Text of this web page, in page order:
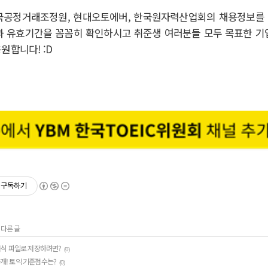
정거래조정원, 현대오토에버, 한국원자력산업회의 채용정보
유효기간을 꼼꼼히 확인하시고 취준생 여러분들 모두 목표한
합니다! :D
구독하기
른 글
파일로 저장하려면? (0)
! 토익 기준점수는? (0)